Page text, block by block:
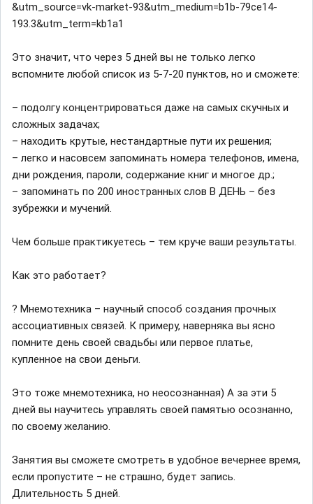
&utm_source=vk-market-93&utm_medium=b1b-79ce14-
193.3&utm_term=kb1a1
Это значит, что через 5 дней вы не только легко
вспомните любой список из 5-7-20 пунктов, но и сможете:
– подолгу концентрироваться даже на самых скучных и
сложных задачах;
– находить крутые, нестандартные пути их решения;
– легко и насовсем запоминать номера телефонов, имена,
дни рождения, пароли, содержание книг и многое др.;
– запоминать по 200 иностранных слов В ДЕНЬ – без
зубрежки и мучений.
Чем больше практикуетесь – тем круче ваши результаты.
Как это работает?
? Мнемотехника – научный способ создания прочных
ассоциативных связей. К примеру, наверняка вы ясно
помните день своей свадьбы или первое платье,
купленное на свои деньги.
Это тоже мнемотехника, но неосознанная) А за эти 5
дней вы научитесь управлять своей памятью осознанно,
по своему желанию.
Занятия вы сможете смотреть в удобное вечернее время,
если пропустите – не страшно, будет запись.
Длительность 5 дней.